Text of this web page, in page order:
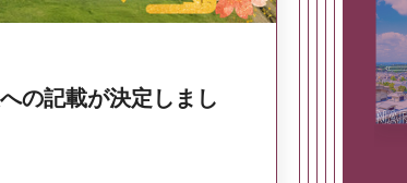
の記載が決定しまし